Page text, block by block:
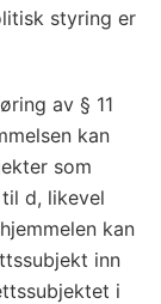
styring er
av § 11
kan
som
d, likevel
kan
inn
i